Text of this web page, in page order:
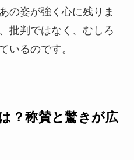
の姿が強く心に残りま
批判ではなく、むしろ
いるのです。
？称賛と驚きが広